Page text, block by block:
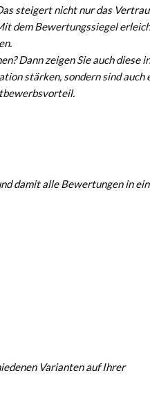
steigert nicht nur das
dem Bewertungssiegel
Dann zeigen Sie auch diese
stärken, sondern sind auch
damit alle Bewertungen in
Varianten auf Ihrer